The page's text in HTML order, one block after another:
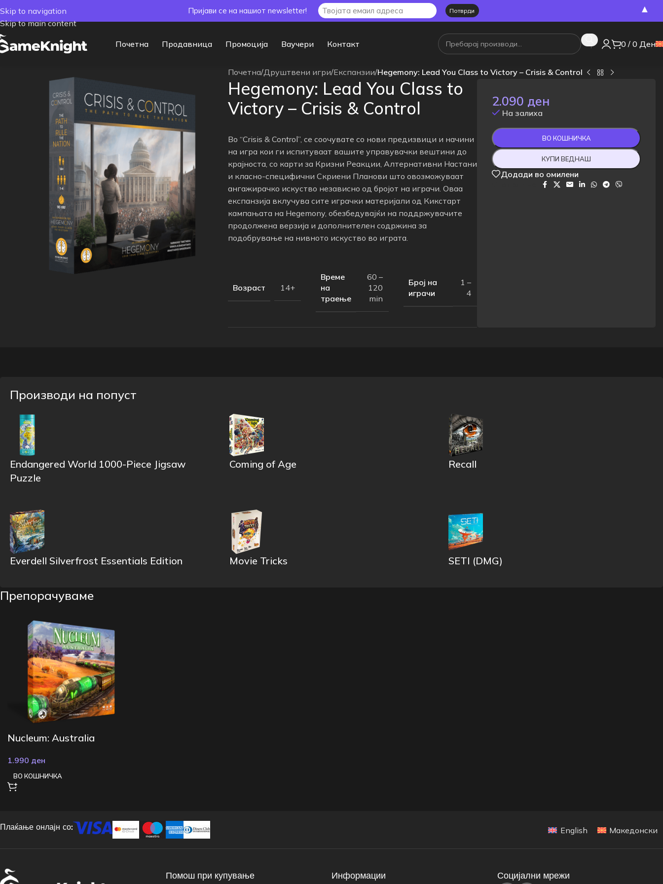
Skip to navigation
Skip to main content
Почетна Продавница Промоција Ваучери Контакт 0 / 0 Ден
Почетна/Друштвени игри/Експанзии/Hegemony: Lead You Class to Victory – Crisis & Control
Hegemony: Lead You Class to
Victory – Crisis & Control
Во “Crisis & Control”, се соочувате со нови предизвици и начини
на игра кои ги испитуваат вашите управувачки вештини до
крајноста, со карти за Кризни Реакции, Алтернативни Настани
и класно-специфични Скриени Планови што овозможуваат
ангажирачко искуство независно од бројот на играчи. Оваа
експанзија вклучува сите играчки материјали од Кикстарт
кампањата на Hegemony, обезбедувајќи на поддржувачите
продолжена верзија и дополнителен содржина за
подобрување на нивното искуство во играта.
Возраст 14+
Време
на
траење
60 –
120
min
Број на
играчи
1 –
4
2.090 ден
На залиха
ВО КОШНИЧКА
КУПИ ВЕДНАШ
Додади во омилени
Производи на попуст
Endangered World 1000-Piece Jigsaw
Puzzle
Coming of Age Recall
Everdell Silverfrost Essentials Edition Movie Tricks SETI (DMG)
Препорачуваме
Nucleum: Australia
1.990 ден
ВО КОШНИЧКА
Плаќање онлајн со: English Македонски
Помош при купување Информации Социјални мрежи
Пријави се на нашиот newsletter! ▲